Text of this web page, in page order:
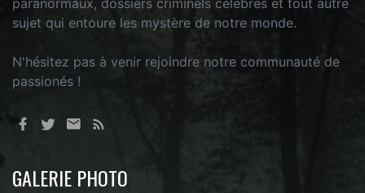
sujet qui entoure les mystère de notre monde.
N'hésitez pas à venir rejoindre notre communauté de
passionés !
GALERIE PHOTO